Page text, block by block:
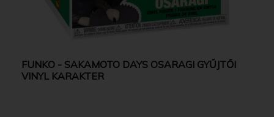
FUNKO - SAKAMOTO DAYS OSARAGI GYŰJTŐI
VINYL KARAKTER